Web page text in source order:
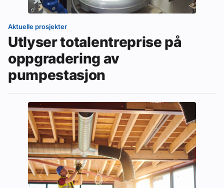
Aktuelle prosjekter
Utlyser totalentreprise på
oppgradering av
pumpestasjon